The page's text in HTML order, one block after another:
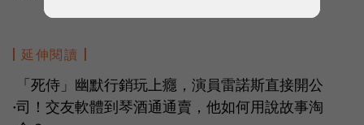
延伸閱讀
●
「死侍」幽默行銷玩上癮，演員雷諾斯直接開公
司！交友軟體到琴酒通通賣，他如何用說故事淘